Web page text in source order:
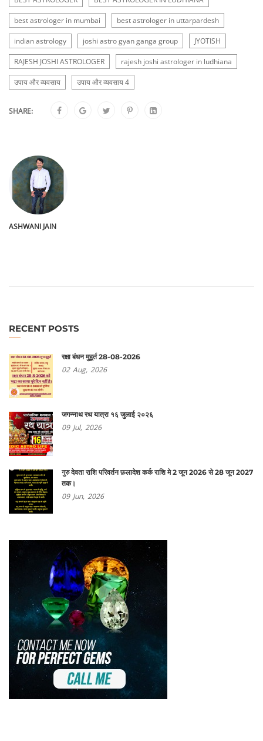
best astrologer in mumbai best astrologer in uttarpardesh
indian astrology joshi astro gyan ganga group JYOTISH
RAJESH JOSHI ASTROLOGER rajesh joshi astrologer in ludhiana
उपाय और व्यवसाय उपाय और व्यवसाय 4
SHARE:
ASHWANI JAIN
RECENT POSTS
रक्षा बंधन मुहूर्त 28-08-2026
02 Aug, 2026
जगन्नाथ रथ यात्रा १६ जुलाई २०२६
09 Jul, 2026
गुरु देवता राशि परिवर्तन फ़लादेश कर्क राशि मे 2 जून 2026 से 28 जून 2027
तक।
09 Jun, 2026